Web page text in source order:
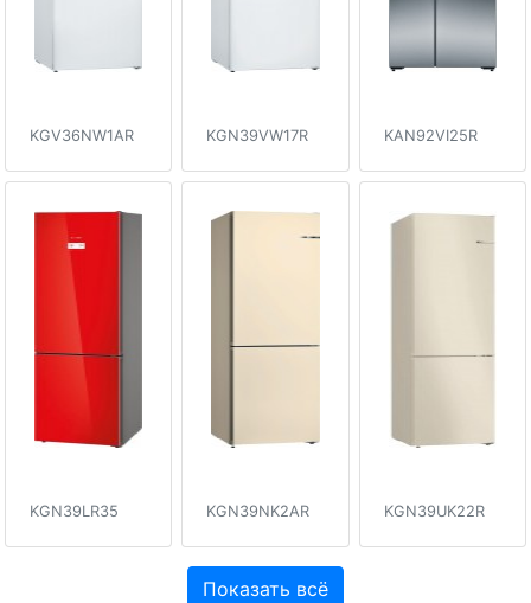
KGV36NW1AR KGN39VW17R KAN92VI25R
KGN39LR35 KGN39NK2AR KGN39UK22R
Показать всё